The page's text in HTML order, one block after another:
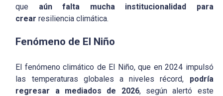
que aún falta mucha institucionalidad para
crear resiliencia climática.
Fenómeno de El Niño
El fenómeno climático de El Niño, que en 2024 impulsó
las temperaturas globales a niveles récord, podría
regresar a mediados de 2026, según alertó este